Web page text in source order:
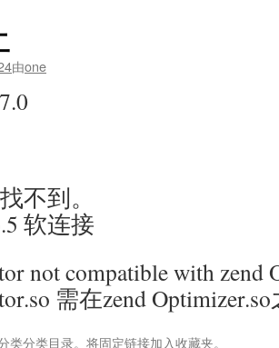
由one
不到。
软连接
not compatible with zend
需在zend
类分类目录。将固定链接加入收藏夹。